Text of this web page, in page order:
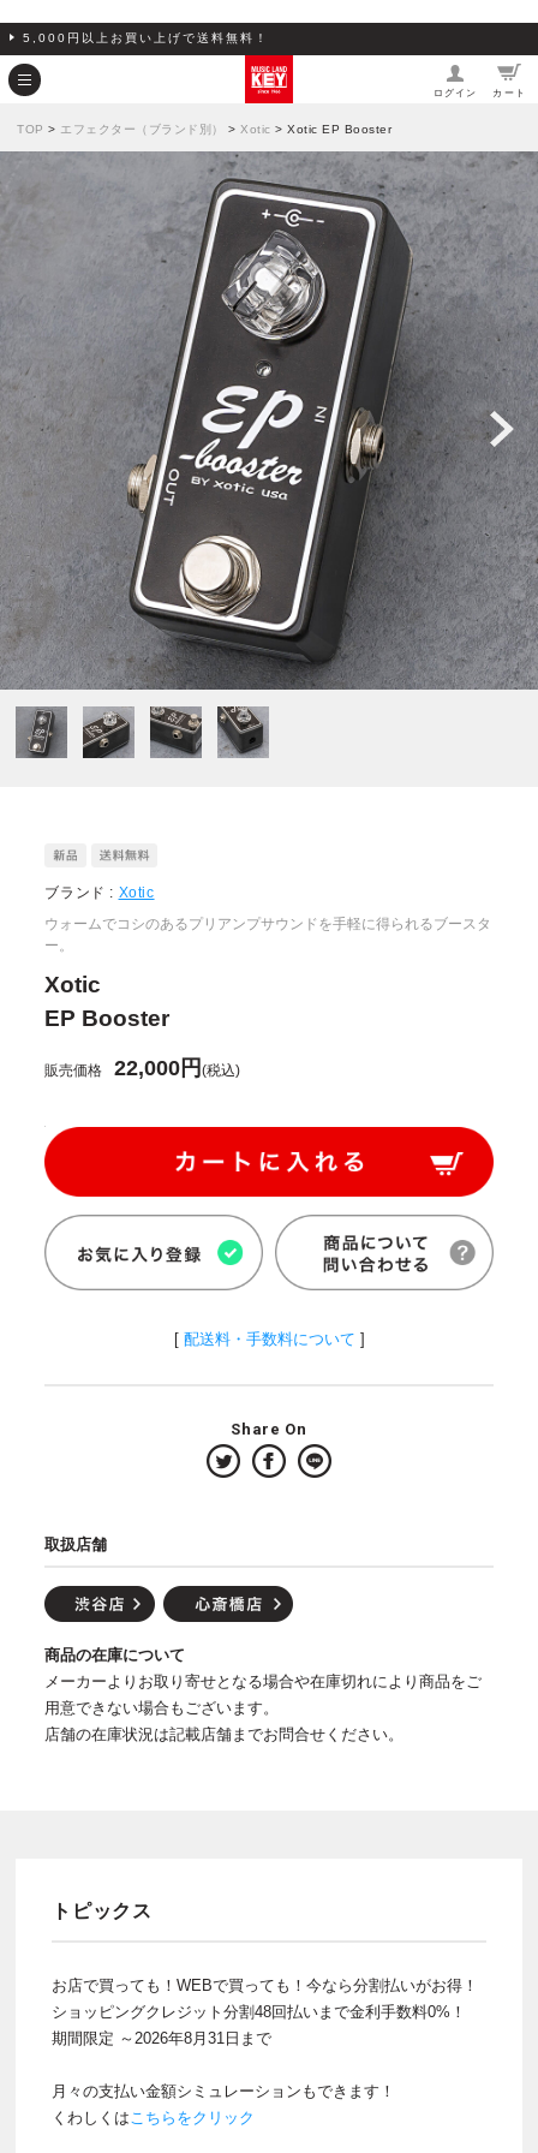
5,000円以上お買い上げで送料無料！
ログイン カート
TOP > エフェクター（ブランド別） > Xotic > Xotic EP Booster
ブランド : Xotic
ウォームでコシのあるプリアンプサウンドを手軽に得られるブースタ
ー。
Xotic
EP Booster
販売価格 22,000円(税込)
[ 配送料・手数料について ]
Share On
取扱店舗
商品の在庫について
メーカーよりお取り寄せとなる場合や在庫切れにより商品をご
用意できない場合もございます。
店舗の在庫状況は記載店舗までお問合せください。
トピックス
お店で買っても！WEBで買っても！今なら分割払いがお得！
ショッピングクレジット分割48回払いまで金利手数料0%！
期間限定 ～2026年8月31日まで
月々の支払い金額シミュレーションもできます！
くわしくはこちらをクリック